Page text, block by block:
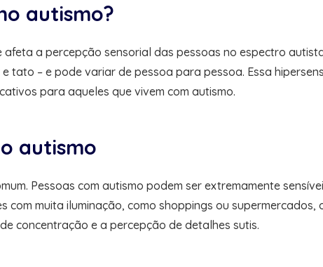
autismo?
a percepção sensorial das pessoas no espectro
tato – e pode variar de pessoa para pessoa. Essa
para aqueles que vivem com autismo.
autismo
Pessoas com autismo podem ser extremamente
muita iluminação, como shoppings ou
concentração e a percepção de detalhes sutis.